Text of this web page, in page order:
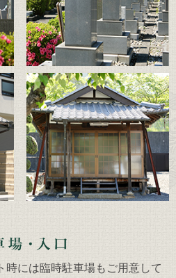
時には臨時駐車場もご用意して